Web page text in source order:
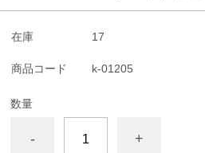
在庫 17
商品コード k-01205
数量
- +